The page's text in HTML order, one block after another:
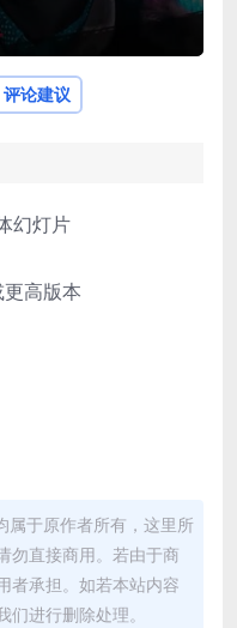
评论建议
幻灯片
高版本
属于原作者所有，这里所
勿直接商用。若由于商
者承担。如若本站内容
进行删除处理。